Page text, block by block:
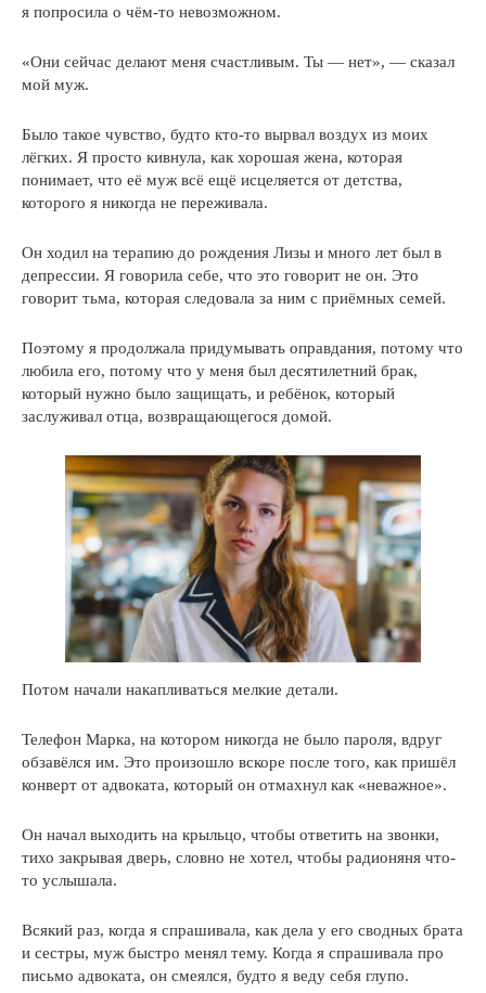
я попросила о чём-то невозможном.
«Они сейчас делают меня счастливым. Ты — нет», — сказал
мой муж.
Было такое чувство, будто кто-то вырвал воздух из моих
лёгких. Я просто кивнула, как хорошая жена, которая
понимает, что её муж всё ещё исцеляется от детства,
которого я никогда не переживала.
Он ходил на терапию до рождения Лизы и много лет был в
депрессии. Я говорила себе, что это говорит не он. Это
говорит тьма, которая следовала за ним с приёмных семей.
Поэтому я продолжала придумывать оправдания, потому что
любила его, потому что у меня был десятилетний брак,
который нужно было защищать, и ребёнок, который
заслуживал отца, возвращающегося домой.
Потом начали накапливаться мелкие детали.
Телефон Марка, на котором никогда не было пароля, вдруг
обзавёлся им. Это произошло вскоре после того, как пришёл
конверт от адвоката, который он отмахнул как «неважное».
Он начал выходить на крыльцо, чтобы ответить на звонки,
тихо закрывая дверь, словно не хотел, чтобы радионяня что-
то услышала.
Всякий раз, когда я спрашивала, как дела у его сводных брата
и сестры, муж быстро менял тему. Когда я спрашивала про
письмо адвоката, он смеялся, будто я веду себя глупо.